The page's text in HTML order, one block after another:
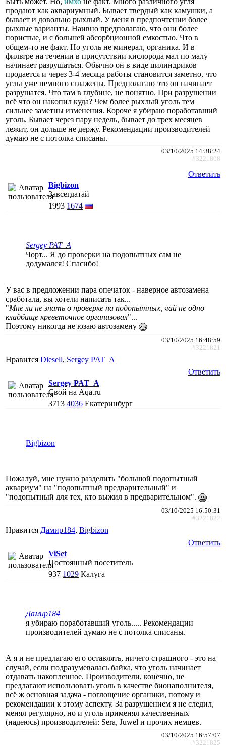
продают как аквариумный. Бывает твердый как камушки, а
бывает и довольно рыхлый. У меня в предпочтении более
рыхлые варианты. Наивно предполагаю, что они более
пористые, и с большей абсорбционной емкостью. Что в
общем-то не факт. Но уголь не минерал, органика. И в
фильтре на течении в присутствии кислорода мал по малу
начинает разрушаться. Обычно он в виде цилиндриков
продается и через 3-4 месяца работы становится заметно, что
углы уже немного сглажены. Предполагаю это он начинает
разрушатся. Что там в глубине, не понятно. При разрушении
всё что он накопил куда? Чем более рыхлый уголь тем
сильнее заметны изменения. Короче я убираю поработавший
уголь. Бывает через пару недель, бывает до трех месяцев
лежит, он дольше не держу. Рекомендации производителей
думаю не с потолка списаны.
03/10/2025 14:38:24
#3221808
Ответить
Bigbizon
Завсегдатай
1993 1674
Sergey PAT_A
Чорт... Я до проверки на подопытных сам не
додумался! Спасибо!
У вас в предложении пара опечаток - наверное автозамена
сработала, вы хотели написать так...
"Мне ли не знать о проверке на подопытных, чай не одно
кладбище креветочное организовал"...
Поэтому никогда не юзаю автозамену
03/10/2025 16:48:59
#3221821
Нравится Diesell, Sergey PAT_A
Ответить
Sergey PAT_A
Свой на Aqa.ru
3713 4036 Екатеринбург
Bigbizon
Пожалуй, мне нужно разделить "большой подопытный
аквариум" на "подопытный предварительный" и
"подопытный для тех, кто выжил в предварительном".
03/10/2025 16:50:31
#3221822
Нравится Дамир184, Bigbizon
Ответить
ViSet
Постоянный посетитель
937 1029 Калуга
Дамир184
я убираю поработавший уголь..... Рекомендации
производителей думаю не с потолка списаны.
А я и не предлагаю его оставлять, ничего страшного - это на
случай, если подразумевалась байка, что уголь начинает
отдавать накопленное. Производители, конечно, не
предлагают использовать уголь в качестве бионаполнителя,
всё ж основная задача - поглощение органики, потому и
рекомендации к этому аспекту. За разрушением я не следил,
менял регулярно, но и уголь применял качественных
(надеюсь) производителей: Sera, Juwel и прочих немцев.
03/10/2025 16:57:07
#3221825